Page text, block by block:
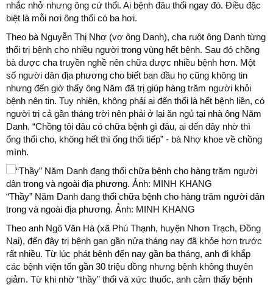
nhắc nhở nhưng ông cứ thổi. Ai bệnh đâu thổi ngay đó. Điều đặc
biệt là mỗi nơi ông thổi có ba hơi.
Theo bà Nguyễn Thị Nhợ (vợ ông Danh), cha ruột ông Danh từng
thổi trị bệnh cho nhiều người trong vùng hết bệnh. Sau đó chồng
bà được cha truyền nghề nên chữa được nhiều bệnh hơn. Một
số người dân địa phương cho biết ban đầu họ cũng không tin
nhưng đến giờ thấy ông Năm đã trị giúp hàng trăm người khỏi
bệnh nên tin. Tuy nhiên, không phải ai đến thổi là hết bệnh liền, có
người trị cả gần tháng trời nên phải ở lại ăn ngủ tại nhà ông Năm
Danh. “Chồng tôi đâu có chữa bệnh gì đâu, ai đến đây nhờ thì
ổng thổi cho, không hết thì ổng thổi tiếp” - bà Nhợ khoe về chồng
mình.
“Thầy” Năm Danh đang thổi chữa bệnh cho hàng trăm người dân
trong và ngoài địa phương. Ảnh: MINH KHANG
Theo anh Ngô Văn Hà (xã Phú Thạnh, huyện Nhơn Trạch, Đồng
Nai), đến đây trị bệnh gan gần nửa tháng nay đã khỏe hơn trước
rất nhiều. Từ lúc phát bệnh đến nay gần ba tháng, anh đi khắp
các bệnh viện tốn gần 30 triệu đồng nhưng bệnh không thuyên
giảm. Từ khi nhờ “thầy” thổi và xức thuốc, anh cảm thấy bệnh